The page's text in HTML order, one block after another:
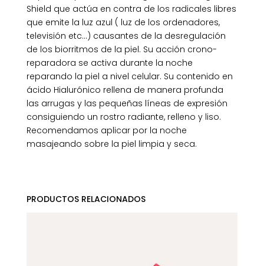
Shield que actúa en contra de los radicales libres
que emite la luz azul ( luz de los ordenadores,
televisión etc…) causantes de la desregulación
de los biorritmos de la piel. Su acción crono-
reparadora se activa durante la noche
reparando la piel a nivel celular. Su contenido en
ácido Hialurónico rellena de manera profunda
las arrugas y las pequeñas líneas de expresión
consiguiendo un rostro radiante, relleno y liso.
Recomendamos aplicar por la noche
masajeando sobre la piel limpia y seca.
PRODUCTOS RELACIONADOS